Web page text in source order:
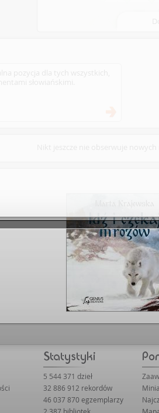
pozycja dla tych wszystkich,
słowiańskimi.
Nikt jeszcze nie obserwuje nowych
5 544 371 dzieł
32 886 912 rekordów
46 037 870 egzemplarzy